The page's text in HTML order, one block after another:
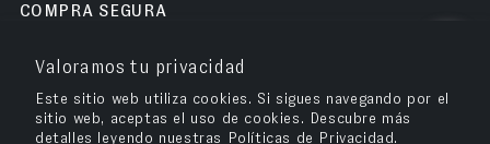
Valoramos tu privacidad
Este sitio web utiliza cookies. Si sigues navegando por el
sitio web, aceptas el uso de cookies. Descubre más
detalles leyendo nuestras Políticas de Privacidad.
COMPRA SEGURA